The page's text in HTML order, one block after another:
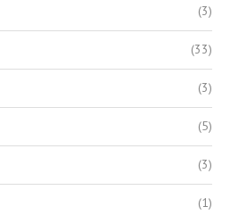
(3)
(33)
(3)
(5)
(3)
(1)